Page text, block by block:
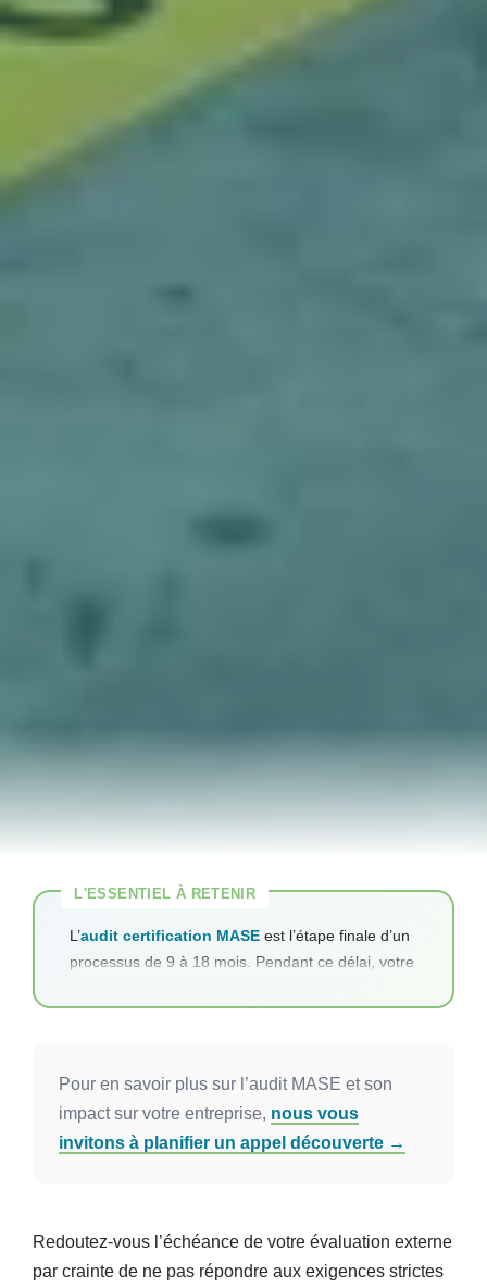
L’audit certification MASE est l’étape finale d’un
processus de 9 à 18 mois. Pendant ce délai, votre
SSE. Vient ensuite l’audit. Un auditeur agréé par
écrites, audit terrain pour confronter ces
procédures aux pratiques réelles. À l’issue, il
remet un rapport au comité de pilotage régional.
Pour en savoir plus sur l’audit MASE et son
impact sur votre entreprise, nous vous
invitons à planifier un appel découverte →
Redoutez-vous l’échéance de votre évaluation externe
par crainte de ne pas répondre aux exigences strictes